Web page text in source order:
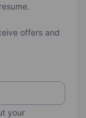
offers and
your